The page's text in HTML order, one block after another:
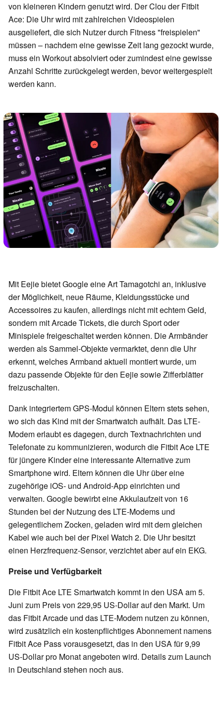
von kleineren Kindern genutzt wird. Der Clou der Fitbit
Ace: Die Uhr wird mit zahlreichen Videospielen
ausgeliefert, die sich Nutzer durch Fitness "freispielen"
müssen – nachdem eine gewisse Zeit lang gezockt wurde,
muss ein Workout absolviert oder zumindest eine gewisse
Anzahl Schritte zurückgelegt werden, bevor weitergespielt
werden kann.
Mit Eejie bietet Google eine Art Tamagotchi an, inklusive
der Möglichkeit, neue Räume, Kleidungsstücke und
Accessoires zu kaufen, allerdings nicht mit echtem Geld,
sondern mit Arcade Tickets, die durch Sport oder
Minispiele freigeschaltet werden können. Die Armbänder
werden als Sammel-Objekte vermarktet, denn die Uhr
erkennt, welches Armband aktuell montiert wurde, um
dazu passende Objekte für den Eejie sowie Zifferblätter
freizuschalten.
Dank integriertem GPS-Modul können Eltern stets sehen,
wo sich das Kind mit der Smartwatch aufhält. Das LTE-
Modem erlaubt es dagegen, durch Textnachrichten und
Telefonate zu kommunizieren, wodurch die Fitbit Ace LTE
für jüngere Kinder eine interessante Alternative zum
Smartphone wird. Eltern können die Uhr über eine
zugehörige iOS- und Android-App einrichten und
verwalten. Google bewirbt eine Akkulaufzeit von 16
Stunden bei der Nutzung des LTE-Modems und
gelegentlichem Zocken, geladen wird mit dem gleichen
Kabel wie auch bei der Pixel Watch 2. Die Uhr besitzt
einen Herzfrequenz-Sensor, verzichtet aber auf ein EKG.
Preise und Verfügbarkeit
Die Fitbit Ace LTE Smartwatch kommt in den USA am 5.
Juni zum Preis von 229,95 US-Dollar auf den Markt. Um
das Fitbit Arcade und das LTE-Modem nutzen zu können,
wird zusätzlich ein kostenpflichtiges Abonnement namens
Fitbit Ace Pass vorausgesetzt, das in den USA für 9,99
US-Dollar pro Monat angeboten wird. Details zum Launch
in Deutschland stehen noch aus.